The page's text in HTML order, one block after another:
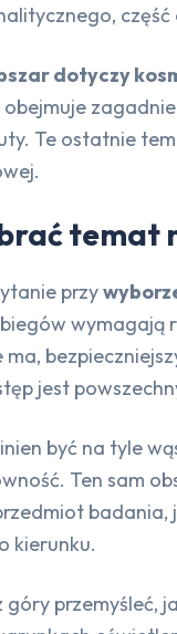
dotyczy
obejmuje
Te ostatnie
temat
przy
wymagają
ma,
jest
być na tyle
Ten sam
badania,
kierunku.
przemyśleć,